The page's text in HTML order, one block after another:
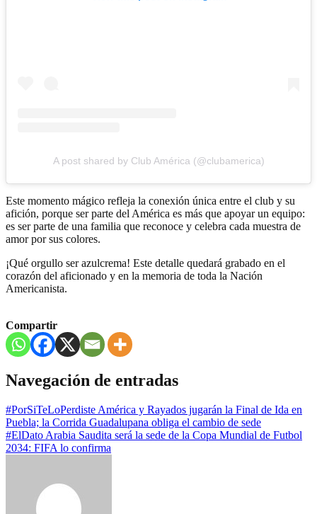
A post shared by Club América (@clubamerica)
Este momento mágico refleja la conexión única entre el club y su
afición, porque ser parte del América es más que apoyar un equipo:
es ser parte de una familia que reconoce y celebra cada muestra de
amor por sus colores.
¡Qué orgullo ser azulcrema! Este detalle quedará grabado en el
corazón del aficionado y en la memoria de toda la Nación
Americanista.
Compartir
Navegación de entradas
#PorSiTeLoPerdiste América y Rayados jugarán la Final de Ida en
Puebla; la Corrida Guadalupana obliga el cambio de sede
#ElDato Arabia Saudita será la sede de la Copa Mundial de Futbol
2034: FIFA lo confirma